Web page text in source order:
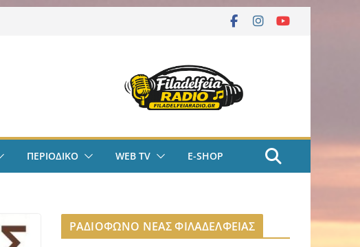
ΠΕΡΙΟΔΙΚΟ WEB TV E-SHOP
ΡΑΔΙΟΦΩΝΟ ΝΕΑΣ ΦΙΛΑΔΕΛΦΕΙΑΣ